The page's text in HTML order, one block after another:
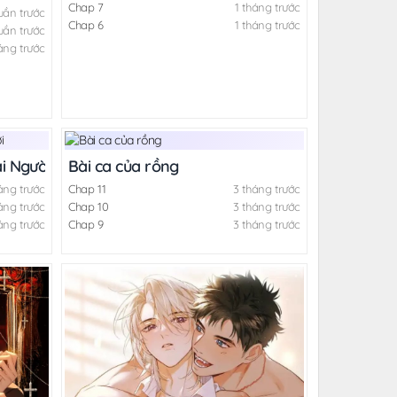
trước
trước
trước
Chap 7
1 tháng trước
Chap 6
1 tháng trước
Người
trước
trước
trước
Bài ca của rồng
Chap 11
3 tháng trước
Chap 10
3 tháng trước
Chap 9
3 tháng trước